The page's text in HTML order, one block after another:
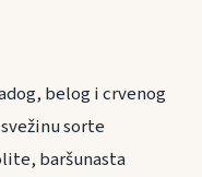
belog i crvenog
sorte
baršunasta